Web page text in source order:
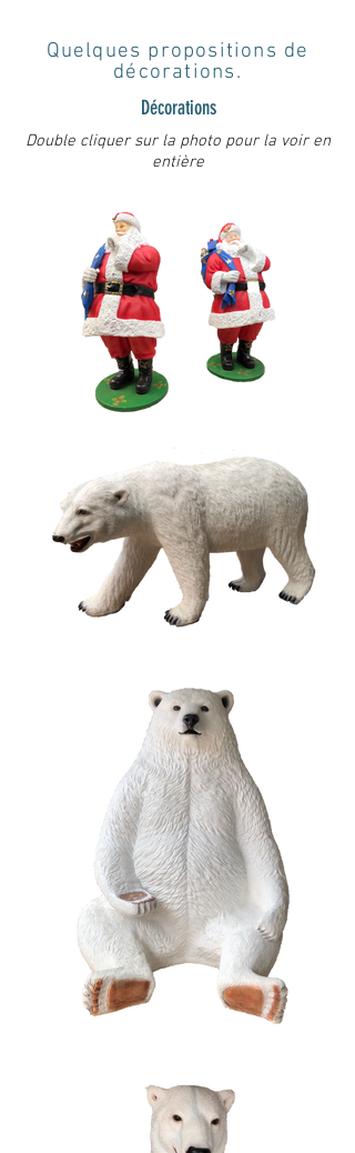
Quelques propositions de
décorations.
Décorations
Double cliquer sur la photo pour la voir en
entière